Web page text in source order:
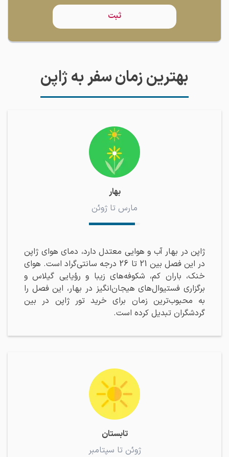
ثبت
بهترین زمان سفر به ژاپن
بهار
مارس تا ژوئن
ژاپن در بهار آب و هوایی معتدل دارد، دمای هوای ژاپن
در این فصل بین 21 تا 26 درجه سانتی‌گراد است. هوای
خنک، باران کم، شکوفه‌های زیبا و رؤیایی گیلاس و
برگزاری فستیوال‌های هیجان‌انگیز در بهار، این فصل را
به محبوب‌ترین زمان برای خرید تور ژاپن در بین
گردشگران تبدیل کرده است.
تابستان
ژوئن تا سپتامبر